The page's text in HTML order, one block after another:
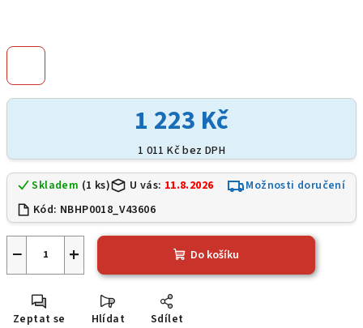
1 223 Kč
1 011 Kč bez DPH
Skladem (1 ks) U vás: 11.8.2026
Možnosti doručení
Kód: NBHP0018_V43606
+
− Do košíku
Zeptat se Hlídat Sdílet